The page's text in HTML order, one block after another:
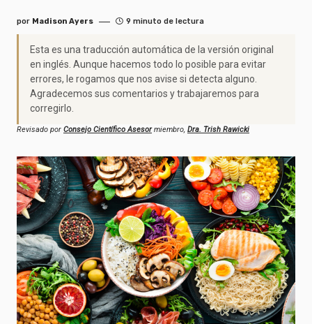
por Madison Ayers 9 minuto de lectura
Esta es una traducción automática de la versión original
en inglés. Aunque hacemos todo lo posible para evitar
errores, le rogamos que nos avise si detecta alguno.
Agradecemos sus comentarios y trabajaremos para
corregirlo.
Revisado por Consejo Científico Asesormiembro, Dra. Trish Rawicki